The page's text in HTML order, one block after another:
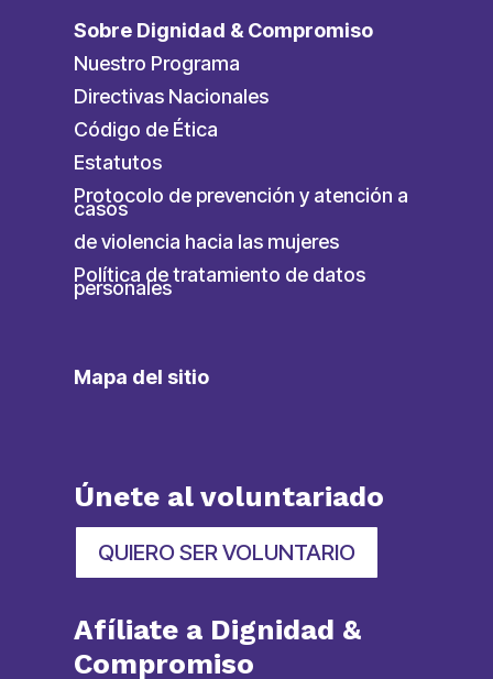
Sobre Dignidad & Compromiso
Nuestro Programa
Directivas Nacionales
Código de Ética
Estatutos
Protocolo de prevención y atención a
casos
de violencia hacia las mujeres
Política de tratamiento de datos
personales
Mapa del sitio
Únete al voluntariado
QUIERO SER VOLUNTARIO
Afíliate a Dignidad &
Compromiso